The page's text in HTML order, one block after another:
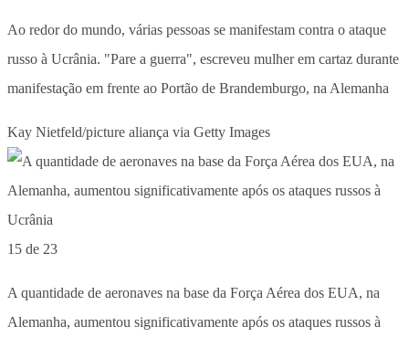
Ao redor do mundo, várias pessoas se manifestam contra o ataque
russo à Ucrânia. "Pare a guerra", escreveu mulher em cartaz durante
manifestação em frente ao Portão de Brandemburgo, na Alemanha
Kay Nietfeld/picture aliança via Getty Images
15 de 23
A quantidade de aeronaves na base da Força Aérea dos EUA, na
Alemanha, aumentou significativamente após os ataques russos à